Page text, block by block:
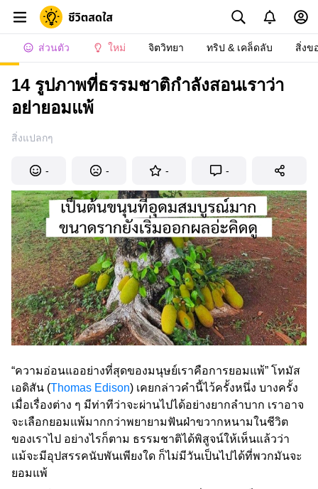
ส่วนตัว ใหม่ จิตวิทยา ทริป & เคล็ดลับ สิ่งข
14 รูปภาพที่ธรรมชาติกำลังสอนเราว่า
อย่ายอมแพ้
สิ่งแปลกๆ
- - - -
“ความอ่อนแออย่างที่สุดของมนุษย์เราคือการยอมแพ้” โทมัส
เอดิสัน (Thomas Edison) เคยกล่าวคำนี้ไว้ครั้งหนึ่ง บางครั้ง
เมื่อเรื่องต่าง ๆ มีท่าทีว่าจะผ่านไปได้อย่างยากลำบาก เราอาจ
จะเลือกยอมแพ้มากกว่าพยายามฟันฝ่าขวากหนามในชีวิต
ของเราไป อย่างไรก็ตาม ธรรมชาติได้พิสูจน์ให้เห็นแล้วว่า
แม้จะมีอุปสรรคนับพันเพียงใด ก็ไม่มีวันเป็นไปได้ที่พวกมันจะ
ยอมแพ้